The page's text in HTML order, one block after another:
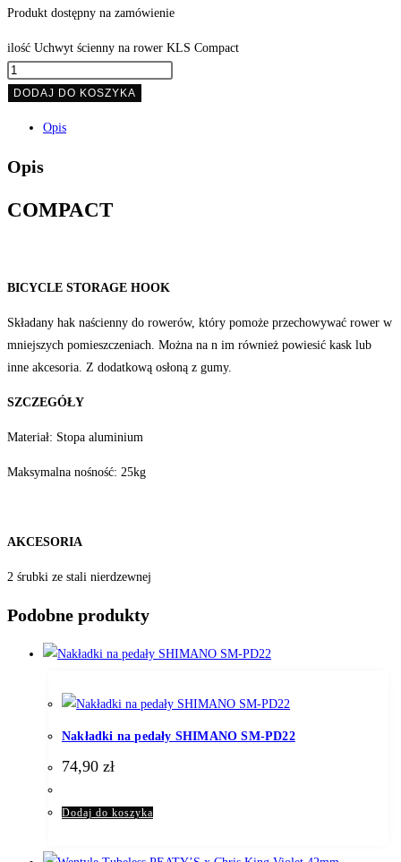
Produkt dostępny na zamówienie
ilość Uchwyt ścienny na rower KLS Compact
DODAJ DO KOSZYKA
Opis
Opis
COMPACT
BICYCLE STORAGE HOOK
Składany hak naścienny do rowerów, który pomoże przechowywać rower w
mniejszych pomieszczeniach. Można na n im również powiesić kask lub
inne akcesoria. Z dodatkową osłoną z gumy.
SZCZEGÓŁY
Materiał: Stopa aluminium
Maksymalna nośność: 25kg
AKCESORIA
2 śrubki ze stali nierdzewnej
Podobne produkty
Nakładki na pedały SHIMANO SM-PD22
74,90 zł
Dodaj do koszyka